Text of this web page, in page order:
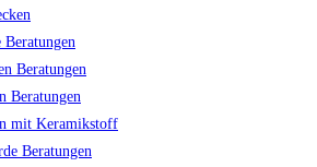
Beratungen
Beratungen
Beratungen
mit Keramikstoff
Beratungen